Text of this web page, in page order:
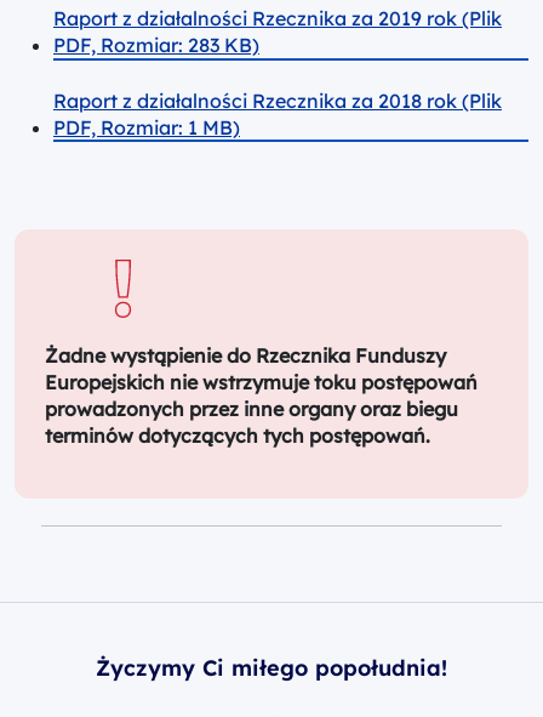
Raport z działalności Rzecznika za 2019 rok (Plik
PDF, Rozmiar: 283 KB)
Raport z działalności Rzecznika za 2018 rok (Plik
PDF, Rozmiar: 1 MB)
Żadne wystąpienie do Rzecznika Funduszy
Europejskich nie wstrzymuje toku postępowań
prowadzonych przez inne organy oraz biegu
terminów dotyczących tych postępowań.
Życzymy Ci miłego popołudnia!